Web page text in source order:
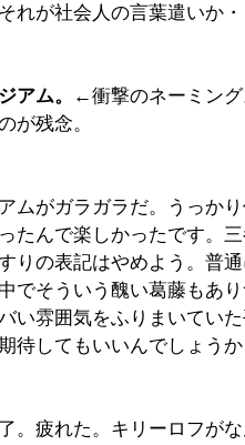
れが社会人の言葉遣いか
アム。
←衝撃のネーミン
が残念。
ムがガラガラだ。うっか
たんで楽しかったです。
りの表記はやめよう。普
でそういう醜い葛藤もあ
い雰囲気をふりまいてい
待してもいいんでしょう
。疲れた。キリーロフが